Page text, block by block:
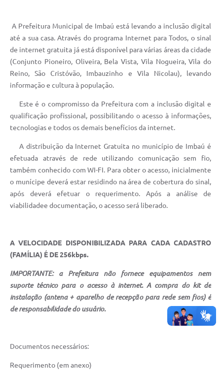
A Prefeitura Municipal de Imbaú está levando a inclusão digital
até a sua casa. Através do programa Internet para Todos, o sinal
de internet gratuita já está disponível para várias áreas da cidade
(Conjunto Pioneiro, Oliveira, Bela Vista, Vila Nogueira, Vila do
Reino, São Cristóvão, Imbauzinho e Vila Nicolau), levando
informação e cultura à população.
Este é o compromisso da Prefeitura com a inclusão digital e
qualificação profissional, possibilitando o acesso à informações,
tecnologias e todos os demais benefícios da internet.
A distribuição da Internet Gratuita no município de Imbaú é
efetuada através de rede utilizando comunicação sem fio,
também conhecido com WI-FI. Para obter o acesso, inicialmente
o munícipe deverá estar residindo na área de cobertura do sinal,
após deverá efetuar o requerimento. Após a análise de
viabilidadee documentação, o acesso será liberado.
A VELOCIDADE DISPONIBILIZADA PARA CADA CADASTRO
(FAMÍLIA) É DE 256kbps.
IMPORTANTE:
a Prefeitura não fornece equipamentos nem
suporte técnico para o acesso à internet. A compra do kit de
instalação (antena + aparelho de recepção para rede sem fios) é
de responsabilidade do usuário.
Documentos necessários:
Requerimento (em anexo)